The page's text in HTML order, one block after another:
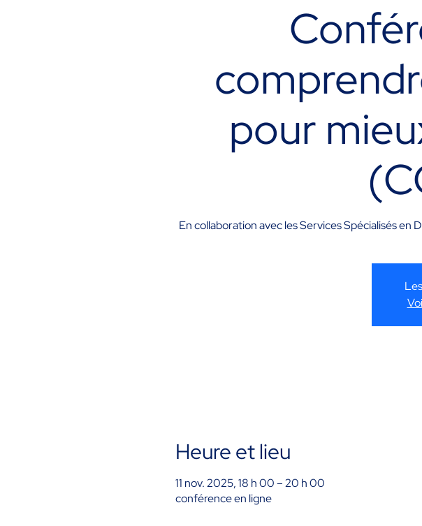
pour
En collaboration avec les Services Spécialisés
Heure et lieu
11 nov. 2025, 18 h 00 – 20 h 00
conférence en ligne